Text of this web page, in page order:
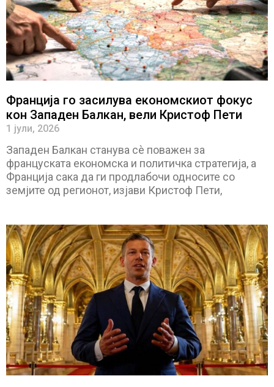
Франција го засилува економскиот фокус
кон Западен Балкан, вели Кристоф Пети
1 јули, 2026
Западен Балкан станува сè поважен за
француската економска и политичка стратегија, а
Франција сака да ги продлабочи односите со
земјите од регионот, изјави Кристоф Пети,